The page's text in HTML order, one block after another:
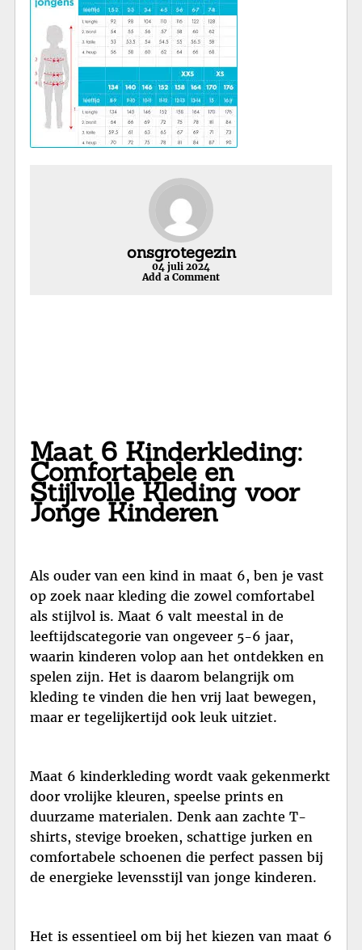
onsgrotegezin
04 juli 2024
Add a Comment
Maat 6 Kinderkleding:
Comfortabele en
Stijlvolle Kleding voor
Jonge Kinderen
Als ouder van een kind in maat 6, ben je vast
op zoek naar kleding die zowel comfortabel
als stijlvol is. Maat 6 valt meestal in de
leeftijdscategorie van ongeveer 5-6 jaar,
waarin kinderen volop aan het ontdekken en
spelen zijn. Het is daarom belangrijk om
kleding te vinden die hen vrij laat bewegen,
maar er tegelijkertijd ook leuk uitziet.
Maat 6 kinderkleding wordt vaak gekenmerkt
door vrolijke kleuren, speelse prints en
duurzame materialen. Denk aan zachte T-
shirts, stevige broeken, schattige jurken en
comfortabele schoenen die perfect passen bij
de energieke levensstijl van jonge kinderen.
Het is essentieel om bij het kiezen van maat 6